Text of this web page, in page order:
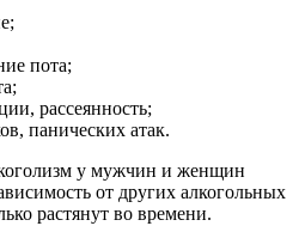
пота;
рассеянность;
панических атак.
у мужчин и женщин
от других алкогольных
растянут во времени.